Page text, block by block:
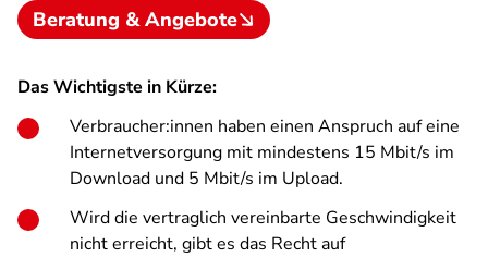
Beratung & Angebote
Das Wichtigste in Kürze:
Verbraucher:innen haben einen Anspruch auf eine
Internetversorgung mit mindestens 15 Mbit/s im
Download und 5 Mbit/s im Upload.
Wird die vertraglich vereinbarte Geschwindigkeit
nicht erreicht, gibt es das Recht auf